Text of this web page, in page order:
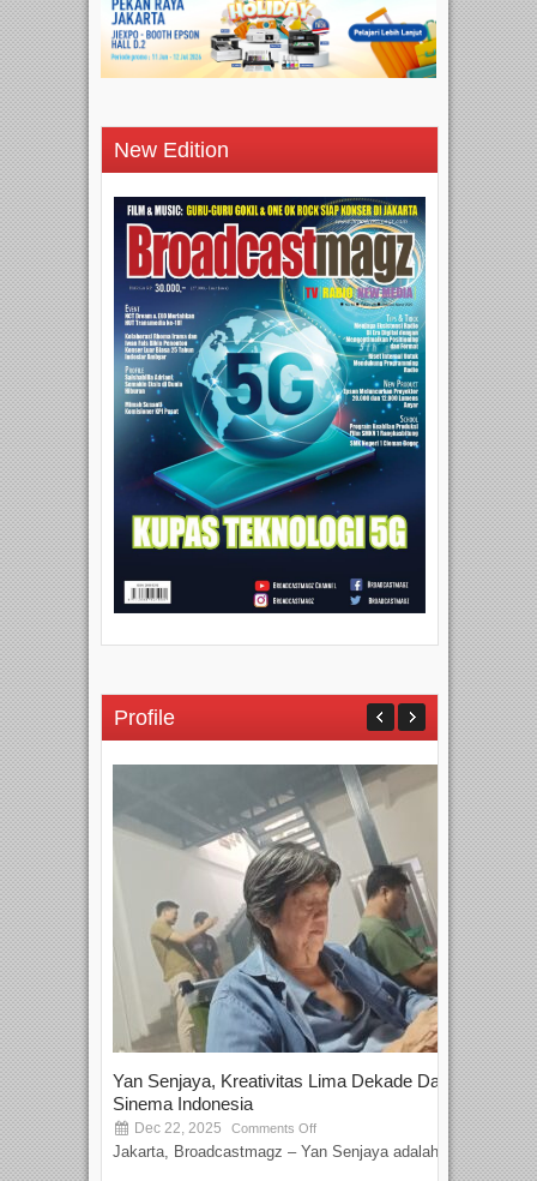
New Edition
Profile
Yan Senjaya, Kreativitas Lima Dekade Dalam
Sinema Indonesia
Dec 22, 2025 Comments Off
Jakarta, Broadcastmagz – Yan Senjaya adalah...